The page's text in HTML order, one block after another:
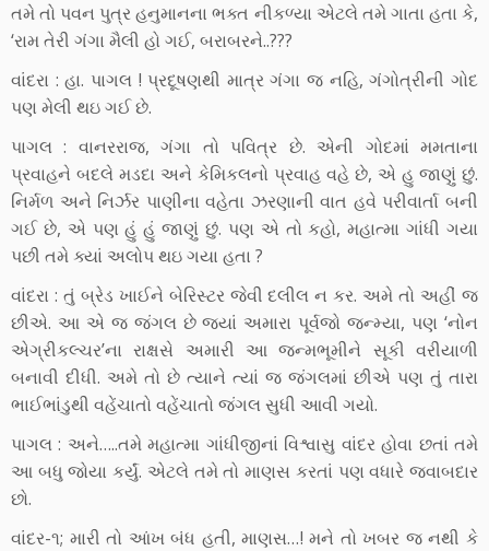
તમે તો પવન પુત્ર હનુમાનના ભક્ત નીકળ્યા એટલે તમે ગાતા હતા કે,
‘રામ તેરી ગંગા મૈલી હો ગઈ, બરાબરને..???
વાંદરા : હા. પાગલ ! પ્રદૂષણથી માત્ર ગંગા જ નહિ, ગંગોત્રીની ગોદ
પણ મેલી થઇ ગઈ છે.
પાગલ : વાનરરાજ, ગંગા તો પવિત્ર છે. એની ગોદમાં મમતાના
પ્રવાહને બદલે મડદા અને કેમિકલનો પ્રવાહ વહે છે, એ હુ જાણું છું.
નિર્મળ અને નિર્ઝર પાણીના વહેતા ઝરણાની વાત હવે પરીવાર્તા બની
ગઈ છે, એ પણ હું હું જાણું છું. પણ એ તો કહો, મહાત્મા ગાંધી ગયા
પછી તમે ક્યાં અલોપ થઇ ગયા હતા ?
વાંદરા : તું બ્રેડ ખાઈને બેરિસ્ટર જેવી દલીલ ન કર. અમે તો અહીં જ
છીએ. આ એ જ જંગલ છે જ્યાં અમારા પૂર્વજો જન્મ્યા, પણ ‘નોન
એગ્રીકલ્ચર’ના રાક્ષસે અમારી આ જન્મભૂમીને સૂકી વરીયાળી
બનાવી દીધી. અમે તો છે ત્યાને ત્યાં જ જંગલમાં છીએ પણ તું તારા
ભાઈભાંડુથી વહેંચાતો વહેંચાતો જંગલ સુધી આવી ગયો.
પાગલ : અને…..તમે મહાત્મા ગાંધીજીનાં વિશ્વાસુ વાંદર હોવા છતાં તમે
આ બધુ જોયા કર્યું. એટલે તમે તો માણસ કરતાં પણ વધારે જવાબદાર
છો.
વાંદર-૧; મારી તો આંખ બંધ હતી, માણસ…! મને તો ખબર જ નથી કે